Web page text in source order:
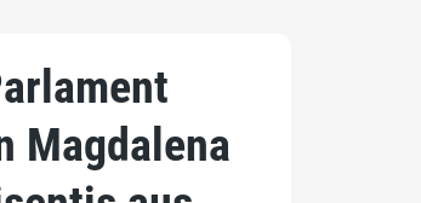
Magdalena